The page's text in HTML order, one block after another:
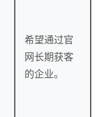
希望通过官
网长期获客
的企业。